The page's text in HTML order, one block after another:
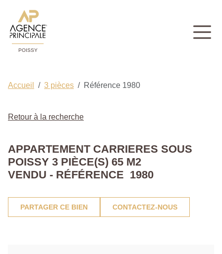
POISSY
Accueil 3 pièces Référence 1980
Retour à la recherche
APPARTEMENT CARRIERES SOUS
POISSY 3 PIÈCE(S) 65 M2
VENDU - RÉFÉRENCE 1980
PARTAGER CE BIEN CONTACTEZ-NOUS